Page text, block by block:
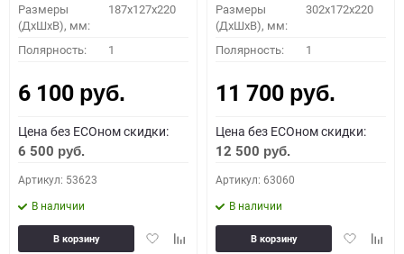
Размеры
(ДхШхВ), мм:
187x127x220
Полярность: 1
6 100 руб.
Цена без ECOном скидки:
6 500 руб.
Артикул: 53623
В наличии
ДобавитьДобавить
В корзину
Размеры
(ДхШхВ), мм:
302x172x220
Полярность: 1
11 700 руб.
Цена без ECOном скидки:
12 500 руб.
Артикул: 63060
В наличии
Добавить
В корзину